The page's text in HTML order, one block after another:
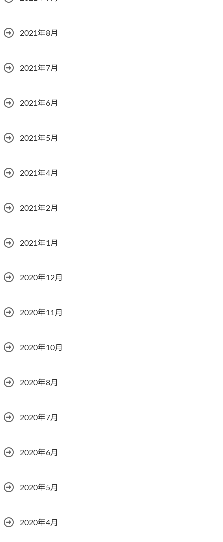
2021年8月
2021年7月
2021年6月
2021年5月
2021年4月
2021年2月
2021年1月
2020年12月
2020年11月
2020年10月
2020年8月
2020年7月
2020年6月
2020年5月
2020年4月